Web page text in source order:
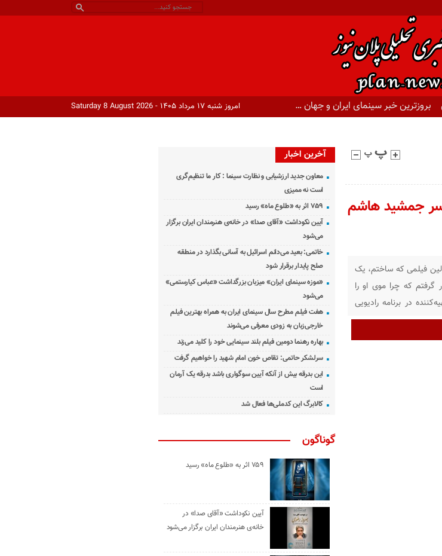
بروزترین خبر سینمای ایران و جهان …
امروز شنبه ۱۷ مرداد ۱۴۰۵ - Saturday 8 August 2026
سر جمشید هاشم
فیلمی که ساختم، یک
گرفتم که چرا موی او را
در برنامه رادیویی
اینکه ما از یک منظر به
آخرین اخبار
معاون جدید ارزشیابی و نظارت سینما : کار ما تنظیم‌گری
است نه ممیزی
۷۵۹ اثر به «طلوع ماه» رسید
آیین نکوداشت «آقای صدا» در خانه‌ی هنرمندان ایران برگزار
می‌شود
خاتمی: بعید می‌دانم اسرائیل به آسانی بگذارد در منطقه
صلح پایدار برقرار شود
«موزه سینمای ایران» میزبان بزرگداشت «عباس کیارستمی»
می‌شود
هفت فیلم مطرح سال سینمای ایران به همراه بهترین فیلم
خارجی‌زبان به زودی معرفی می‌شوند
بهاره رهنما دومین فیلم بلند سینمایی خود را کلید می‌زند
سرلشکر حاتمی: تقاص خون امام شهید را خواهیم گرفت
این بدرقه بیش از آنکه آیین سوگواری باشد بدرقه یک آرمان
است
کالابرگ این کدملی‌ها فعال شد
گوناگون
۷۵۹ اثر به «طلوع ماه» رسید
آیین نکوداشت «آقای صدا» در
خانه‌ی هنرمندان ایران برگزار می‌شود